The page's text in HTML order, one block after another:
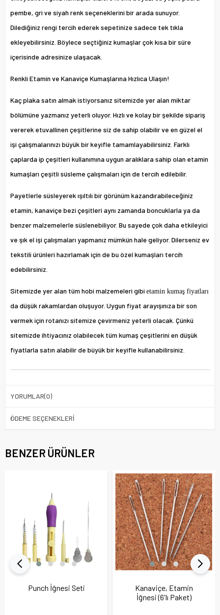
pembe, gri ve siyah renk seçeneklerini bir arada sunuyor.
Dilediğiniz rengi tercih ederek sepetinize sadece tek tıkla
ekleyebilirsiniz. Böylece seçtiğiniz kumaşlar çok kısa bir süre
içerisinde adresinize ulaşacak.
Renkli Etamin ve Kanaviçe Kumaşlarına Hızlıca Ulaşın!
Kaç plaka satın almak istiyorsanız sitemizde yer alan miktar
bölümüne yazmanız yeterli oluyor. Hızlı ve kolay bir şekilde sipariş
vererek etuvallinen çeşitlerine siz de sahip olabilir ve en güzel el
işi çalışmalarınızı büyük bir keyifle tamamlayabilirsiniz. Farklı
çaplarda ip çeşitleri kullanımına uygun aralıklara sahip olan etamin
kumaşları çeşitli süsleme çalışmaları için de tercih edilebilir.
Payetlerle süsleyerek ışıltılı bir görünüm kazandırabileceğiniz
etamin, kanaviçe bezi çeşitleri aynı zamanda boncuklarla ya da
benzer malzemelerle süslenebiliyor. Bu sayede çok daha etkileyici
ve şık el işi çalışmaları yapmanız mümkün hale geliyor. Dilerseniz ev
tekstili ürünleri hazırlamak için de bu özel kumaşları tercih
edebilirsiniz.
Sitemizde yer alan tüm hobi malzemeleri gibi etamin kumaş fiyatları
da düşük rakamlardan oluşuyor. Uygun fiyat arayışınıza bir son
vermek için rotanızı sitemize çevirmeniz yeterli olacak. Çünkü
sitemizde ihtiyacınız olabilecek tüm kumaş çeşitlerini en düşük
fiyatlarla satın alabilir de büyük bir keyifle kullanabilirsiniz.
YORUMLAR(0)
ÖDEME SEÇENEKLERI
BENZER ÜRÜNLER
Punch İğnesi Seti
Kanaviçe, Etamin
İğnesi (6'lı Paket)